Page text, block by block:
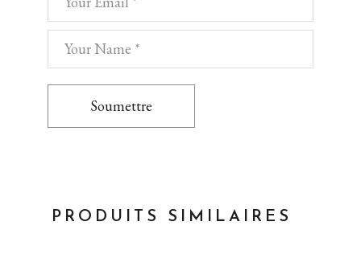
Soumettre
PRODUITS SIMILAIRES